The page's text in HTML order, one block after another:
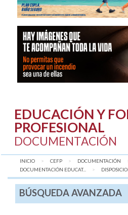
EDUCACIÓN Y
PROFESIONAL
DOCUMENTACIÓN
INICIO CEFP
DOCUMENTACIÓN
DOCUMENTACIÓN EDUCAT...
AQUÍ:
BÚSQUEDA AVANZADA